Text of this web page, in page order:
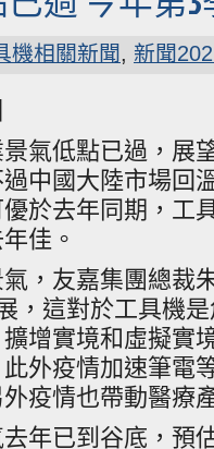
機相關新聞, 新聞
氣低點已過，展
中國大陸市場回
於去年同期，工
佳。
，友嘉集團總裁
，這對於工具機
增實境和虛擬實
外疫情加速筆電
疫情也帶動醫療
年已到谷底，預